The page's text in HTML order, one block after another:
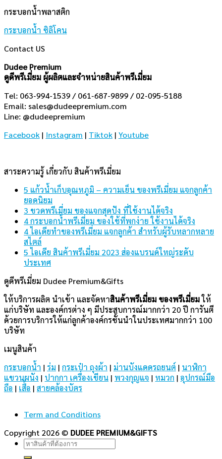
กระบอกน้ำพลาสติก
กระบอกน้ำ ซิลิโคน
Contact US
Dudee Premium
ดูดีพรีเมี่ยม ผู้ผลิตและจำหน่ายสินค้าพรีเมี่ยม
Tel: 063-994-1539 / 061-687-9899 / 02-095-5188
Email: sales@dudeepremium.com
Line: @dudeepremium
Facebook | Instagram | Tiktok | Youtube
สาระความรู้ เกี่ยวกับ สินค้าพรีเมี่ยม
5 แก้วน้ำเก็บอุณหภูมิ – ความเย็น ของพรีเมี่ยม แจกลูกค้า
ยอดนิยม
3 ขวดพรีเมี่ยม ของแจกสุดปัง ที่ใช้งานได้จริง
4 กระบอกน้ำพรีเมี่ยม ของใช้ที่พกง่าย ใช้งานได้จริง
4 ไอเดียทำของพรีเมี่ยม แจกลูกค้า สำหรับผู้รับหลากหลาย
สไตล์
5 ไอเดีย สินค้าพรีเมี่ยม 2023 ส่องแบรนด์ใหญ่ระดับ
ประเทศ
ดูดีพรีเมี่ยม Dudee Premium&Gifts
ให้บริการผลิต นำเข้า และจัดหาสินค้าพรีเมี่ยม ของพรีเมี่ยมให้
แก่บริษัท และองค์กรต่าง ๆ มีประสบการณ์มากกว่า 20 ปี การันตี
ด้วยการบริการให้แก่ลูกค้าองค์กรชั้นนำในประเทศมากกว่า 100
บริษัท
เมนูสินค้า
กระบอกน้ำ | ร่ม | กระเป๋า ถุงผ้า | ม่านบังแดดรถยนต์ | นาฬิกา
แขวนผนัง | ปากกา เครื่องเขียน | พวงกุญแจ | หมวก | อุปกรณ์มือ
ถือ | เสื้อ | สายคล้องบัตร
Term and Conditions
Copyright 2026 © DUDEE PREMIUM&GIFTS
Search